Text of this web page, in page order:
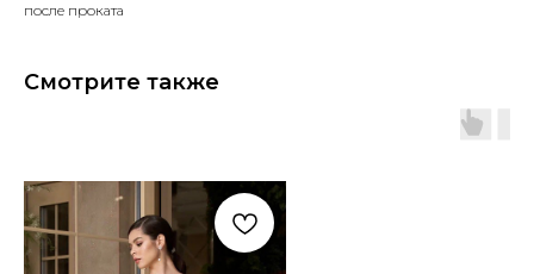
после проката
Смотрите также